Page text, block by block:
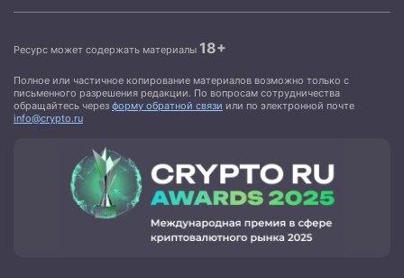
Ресурс может содержать материалы 18+
Полное или частичное копирование материалов возможно только с
письменного разрешения редакции. По вопросам сотрудничества
обращайтесь через форму обратной связи или по электронной почте
info@crypto.ru